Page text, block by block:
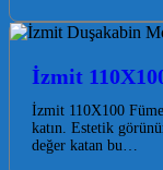
İzmit
İzmit 110X100
katın. Estetik
değer katan bu…